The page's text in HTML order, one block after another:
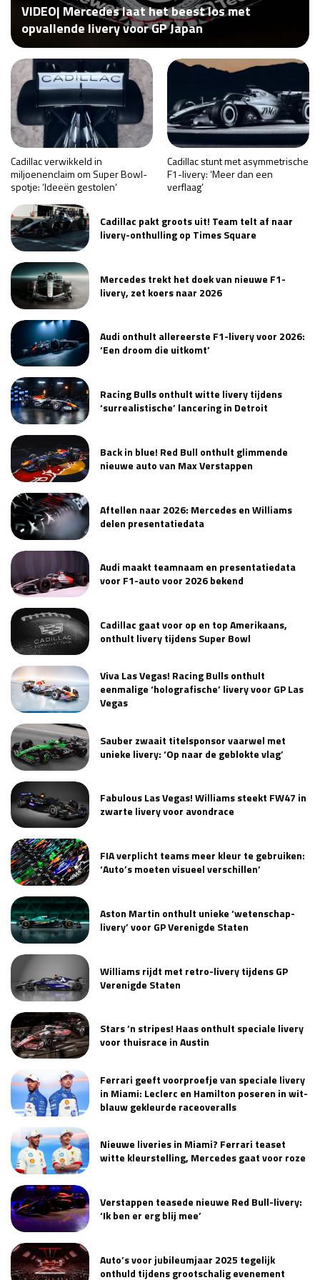
Race
za 13:00 - 15:00
GP VERENIGDE STATEN 2026 23 - 25 okt
Kwalificatie
Race
zo 21:00 - 23:00
GP MEXICO 2026
Kwalificatie
Race
zo 21:00 - 23:00
GP SÃO PAULO 2026 06 - 08 nov
Kwalificatie
Race
LAS VEGAS GRAND PRIX 2026
Kwalificatie
Race
zo 05:00 - 07:00
GP QATAR 2026
Kwalificatie
zo 17:00 - 19:00
GP ABU DHABI 2026
Kwalificatie
Race
VIDEO| Mercedes laat het beest los met
opvallende livery voor GP Japan
Cadillac verwikkeld in
miljoenenclaim om Super Bowl-
spotje: ‘Ideeën gestolen’
Cadillac stunt met asymmetrische
F1-livery: ‘Meer dan een
verflaag’
Cadillac pakt groots uit! Team telt af naar
livery-onthulling op Times Square
Mercedes trekt het doek van nieuwe F1-
livery, zet koers naar 2026
Audi onthult allereerste F1-livery voor 2026:
‘Een droom die uitkomt’
Racing Bulls onthult witte livery tijdens
‘surrealistische’ lancering in Detroit
Back in blue! Red Bull onthult glimmende
nieuwe auto van Max Verstappen
Aftellen naar 2026: Mercedes en Williams
delen presentatiedata
Audi maakt teamnaam en presentatiedata
voor F1-auto voor 2026 bekend
Cadillac gaat voor op en top Amerikaans,
onthult livery tijdens Super Bowl
Viva Las Vegas! Racing Bulls onthult
eenmalige ‘holografische’ livery voor GP Las
Vegas
Sauber zwaait titelsponsor vaarwel met
unieke livery: ‘Op naar de geblokte vlag’
Fabulous Las Vegas! Williams steekt FW47 in
zwarte livery voor avondrace
FIA verplicht teams meer kleur te gebruiken:
‘Auto’s moeten visueel verschillen’
Aston Martin onthult unieke ‘wetenschap-
livery’ voor GP Verenigde Staten
Williams rijdt met retro-livery tijdens GP
Verenigde Staten
Stars ’n stripes! Haas onthult speciale livery
voor thuisrace in Austin
Ferrari geeft voorproefje van speciale livery
in Miami: Leclerc en Hamilton poseren in wit-
blauw gekleurde raceoveralls
Nieuwe liveries in Miami? Ferrari teaset
witte kleurstelling, Mercedes gaat voor roze
Verstappen teasede nieuwe Red Bull-livery:
‘Ik ben er erg blij mee’
Auto’s voor jubileumjaar 2025 tegelijk
onthuld tijdens grootschalig evenement